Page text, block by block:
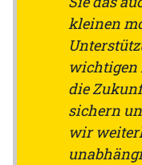
kleinen
wichtigen
die
sichern
wir